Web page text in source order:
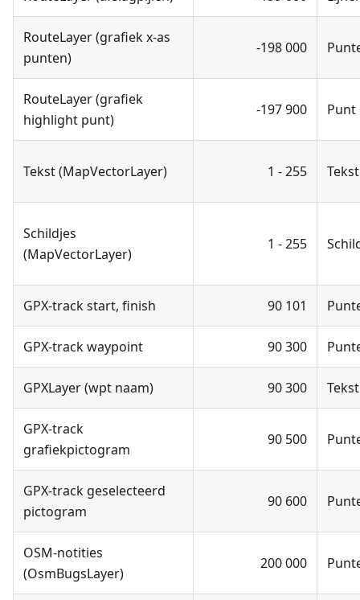
RouteLayer (grafiek x-as
punten)
-198 000
RouteLayer (grafiek
highlight punt)
-197 900 Punt
Tekst (MapVectorLayer) 1 - 255 Tekst
Schildjes
(MapVectorLayer)
1 - 255
GPX-track start, finish 90 101
GPX-track waypoint 90 300
GPXLayer (wpt naam) 90 300 Tekst
GPX-track
grafiekpictogram
90 500
GPX-track geselecteerd
pictogram
90 600
OSM-notities
(OsmBugsLayer)
200 000